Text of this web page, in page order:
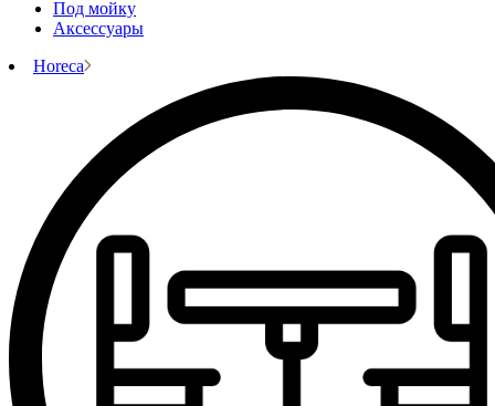
Под мойку
Аксессуары
Horeca